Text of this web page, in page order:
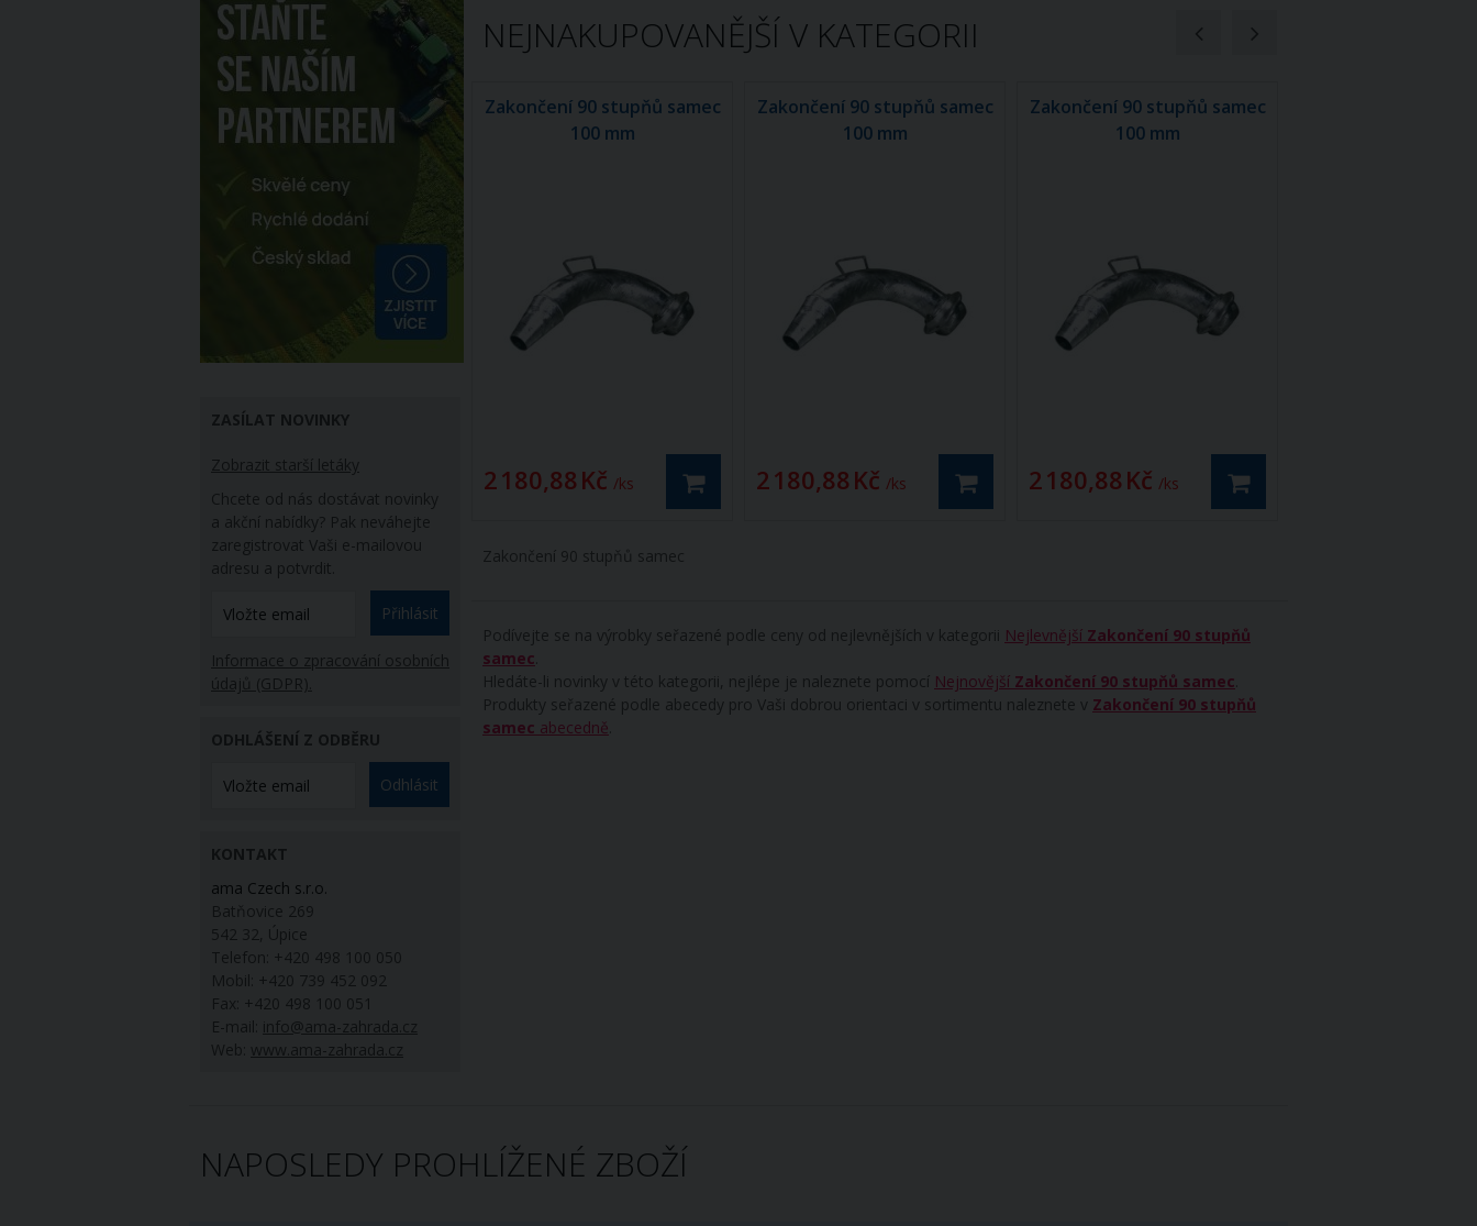
NEJNAKUPOVANĚJŠÍ V KATEGORII
Zakončení 90 stupňů samec
100 mm
2 180,88 Kč
Zakončení 90 stupňů samec
100 mm
2 180,88 Kč / ks
Zakončení 90 stupňů samec
100 mm
2 180,88 Kč / ks
Zakončení 90 stupňů samec
100 mm
2 180,88 Kč / ks
Zakončení 90 stupňů samec
Podívejte se na výrobky seřazené podle ceny od nejlevnějších v kategorii Nejlevnější Zakončení 90 stupňů
samec
Hledáte-li novinky v této kategorii, nejlépe je naleznete pomocí Nejnovější Zakončení 90 stupňů samec
Produkty seřazené podle abecedy pro Vaši dobrou orientaci v sortimentu naleznete v Zakončení 90 stupňů
samec abecedně
ZASÍLAT NOVINKY
Zobrazit starší letáky
Chcete od nás dostávat novinky
a akční nabídky? Pak neváhejte
zaregistrovat Vaši e-mailovou
adresu a potvrdit.
Přihlásit
Informace o zpracování osobních
údajů (GDPR).
ODHLÁŠENÍ Z ODBĚRU
Odhlásit
KONTAKT
ama Czech s.r.o.
Batňovice 269
542 32, Úpice
Telefon: +420 498 100 050
Mobil: +420 739 452 092
Fax: +420 498 100 051
E-mail: info@ama-zahrada.cz
Web:
www.ama-zahrada.cz
NAPOSLEDY PROHLÍŽENÉ ZBOŽÍ